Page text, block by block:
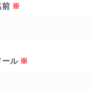
前 ※
ール ※